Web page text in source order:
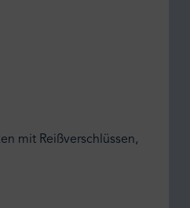
mit Reißverschlüssen,